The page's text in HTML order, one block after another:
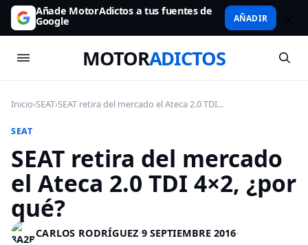
Añade MotorAdictos a tus fuentes de
Google AÑADIR
MOTORADICTOS
Inicio›SEAT›SEAT retira del mercado el Ateca 2.0 TDI...
SEAT
SEAT retira del mercado
el Ateca 2.0 TDI 4×2, ¿por
qué?
CARLOS RODRÍGUEZ·9 SEPTIEMBRE 2016·